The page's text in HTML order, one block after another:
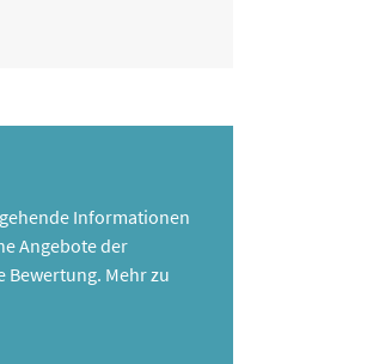
Informationen
Angebote der
Mehr zu